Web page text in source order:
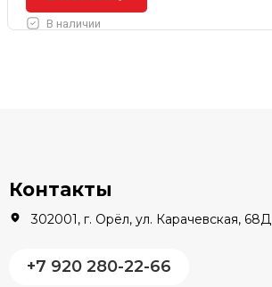
В наличии
Контакты
302001, г. Орёл, ул. Карачевская, 68Д
+7 920 280-22-66